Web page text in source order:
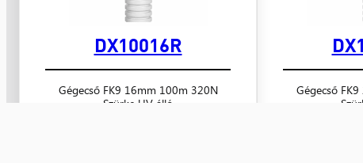
Gégecső
DX10016R
Gégecső FK9 16mm 100m 320N
Szürke UV álló